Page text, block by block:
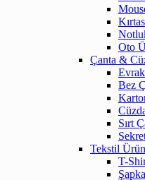
Oto
Çanta &
Bez
Sırt
Tekstil
T-